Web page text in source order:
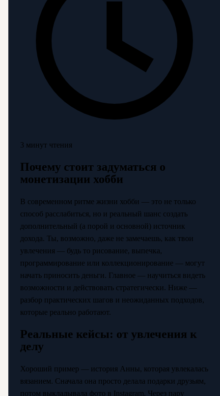
3 минут чтения
Почему стоит задуматься о
монетизации хобби
В современном ритме жизни хобби — это не только
способ расслабиться, но и реальный шанс создать
дополнительный (а порой и основной) источник
дохода. Ты, возможно, даже не замечаешь, как твои
увлечения — будь то рисование, выпечка,
программирование или коллекционирование — могут
начать приносить деньги. Главное — научиться видеть
возможности и действовать стратегически. Ниже —
разбор практических шагов и неожиданных подходов,
которые реально работают.
Реальные кейсы: от увлечения к
делу
Хороший пример — история Анны, которая увлекалась
вязанием. Сначала она просто делала подарки друзьям,
потом выкладывала фото в Instagram. Через пару